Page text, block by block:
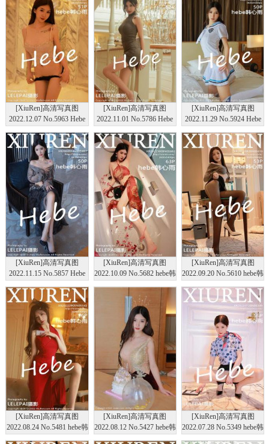
[XiuRen]高清写真图
2022.12.07 No.5963 Hebe
[XiuRen]高清写真图
2022.11.01 No.5786 Hebe
[XiuRen]高清写真图
2022.11.29 No.5924 Hebe
[XiuRen]高清写真图
2022.11.15 No.5857 Hebe
[XiuRen]高清写真图
2022.10.09 No.5682 hebe韩
[XiuRen]高清写真图
2022.09.20 No.5610 hebe韩
[XiuRen]高清写真图
2022.08.24 No.5481 hebe韩
[XiuRen]高清写真图
2022.08.12 No.5427 hebe韩
[XiuRen]高清写真图
2022.07.28 No.5349 hebe韩